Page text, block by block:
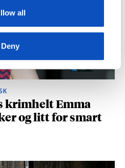
all
Deny
krimhelt Emma
og litt for smart